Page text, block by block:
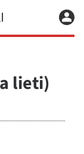
lieti)